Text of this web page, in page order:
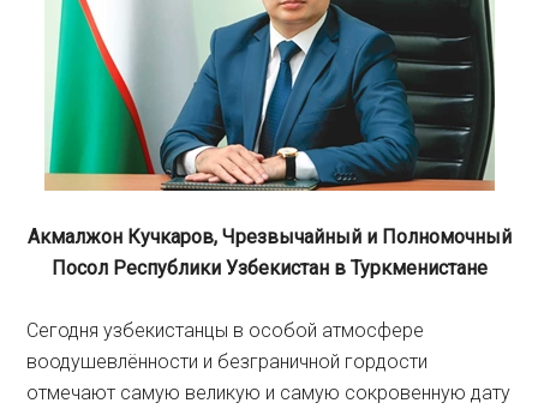
Акмалжон Кучкаров, Чрезвычайный и Полномочный
Посол Республики Узбекистан в Туркменистане
Сегодня узбекистанцы в особой атмосфере
воодушевлённости и безграничной гордости
отмечают самую великую и самую сокровенную дату